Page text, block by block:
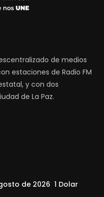
de medios
estaciones de Radio FM
y con dos
de La Paz.
de 2026 1 Dolar